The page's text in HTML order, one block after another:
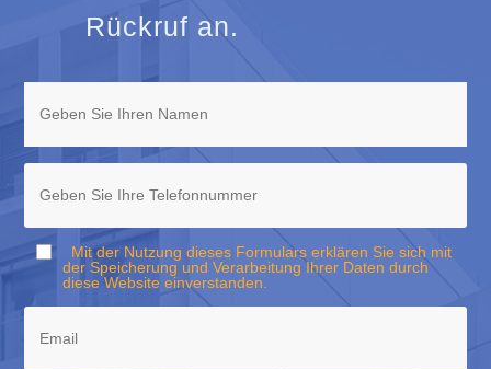
Rückruf an.
Mit der Nutzung dieses Formulars erklären Sie sich mit
der Speicherung und Verarbeitung Ihrer Daten durch
diese Website einverstanden.